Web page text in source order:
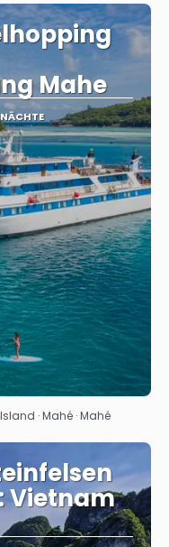
Mahe
NÄCHTE
· Mahé · Mahé
Vietnam